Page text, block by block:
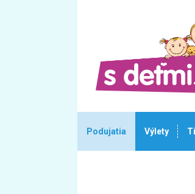
Podujatia Výlety